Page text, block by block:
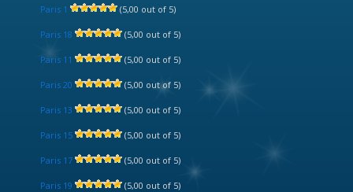
Paris 1 (5,00 out of 5)
Paris 18 (5,00 out of 5)
Paris 11 (5,00 out of 5)
Paris 20 (5,00 out of 5)
Paris 13 (5,00 out of 5)
Paris 15 (5,00 out of 5)
Paris 17 (5,00 out of 5)
Paris 19 (5,00 out of 5)